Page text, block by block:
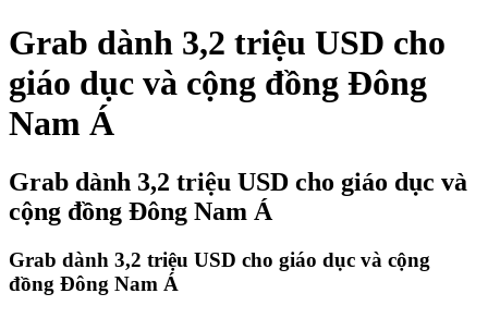
Grab dành 3,2 triệu USD cho
giáo dục và cộng đồng Đông
Nam Á
Grab dành 3,2 triệu USD cho giáo dục và
cộng đồng Đông Nam Á
Grab dành 3,2 triệu USD cho giáo dục và cộng
đồng Đông Nam Á